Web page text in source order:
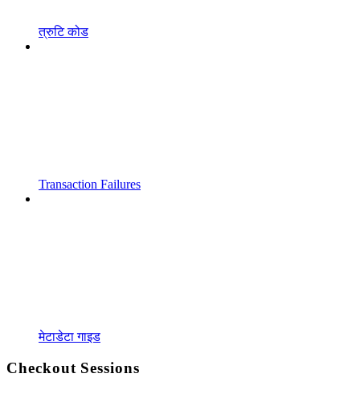
त्रुटि कोड
Transaction Failures
मेटाडेटा गाइड
Checkout Sessions